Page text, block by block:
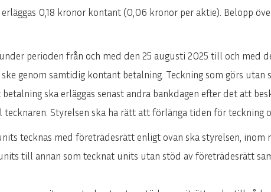
0,18 kronor kontant (0,06 kronor per aktie). Belopp
perioden från och med den 25 augusti 2025 till och med
genom samtidig kontant betalning. Teckning som görs
ska erläggas senast andra bankdagen efter det att
Styrelsen ska ha rätt att förlänga tiden för teckning
tecknas med företrädesrätt enligt ovan ska styrelsen, inom
till annan som tecknat units utan stöd av företrädesrätt